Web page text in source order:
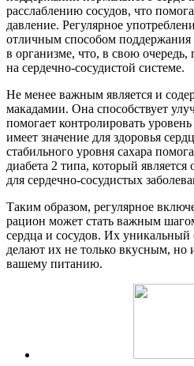
расслаблению сосудов, что
давление. Регулярное
отличным способом поддержания
в организме, что, в свою очередь,
на сердечно-сосудистой системе.
Не менее важным является и
макадамии. Она способствует
помогает контролировать
имеет значение для здоровья
стабильного уровня сахара
диабета 2 типа, который
для сердечно-сосудистых
Таким образом, регулярное
рацион может стать важным
сердца и сосудов. Их уникальный
делают их не только вкусным,
вашему питанию.